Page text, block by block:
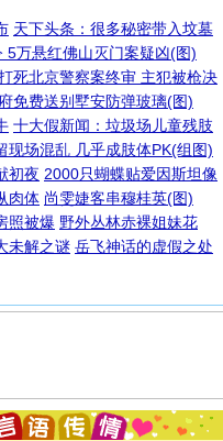
天下头条：很多秘密带入坟墓
5万悬红佛山灭门案疑凶(图)
死北京警察案终审 主犯被枪决
免费送别墅安防弹玻璃(图)
十大假新闻：垃圾场儿童残肢
现场混乱 几乎成肢体PK(组图)
初夜 2000只蝴蝶贴爱因斯坦像
肉体 尚雯婕客串穆桂英(图)
照被爆 野外丛林赤裸姐妹花
未解之谜 岳飞神话的虚假之处
福的心,在这个特别的日子里,愿幸福,